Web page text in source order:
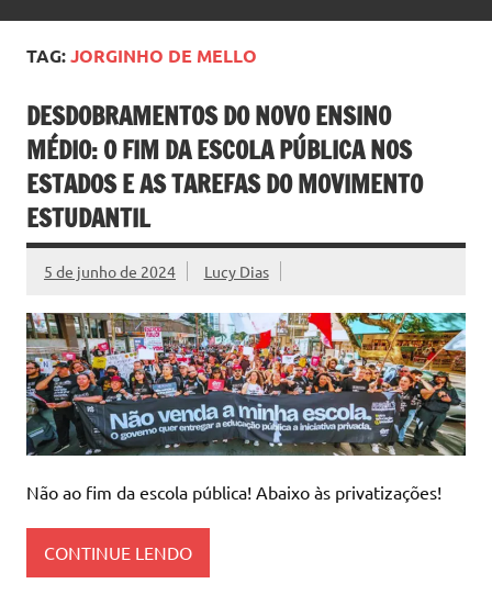
TAG:JORGINHO DE MELLO
DESDOBRAMENTOS DO NOVO ENSINO
MÉDIO: O FIM DA ESCOLA PÚBLICA NOS
ESTADOS E AS TAREFAS DO MOVIMENTO
ESTUDANTIL
5 de junho de 2024 Lucy Dias
Não ao fim da escola pública! Abaixo às privatizações!
CONTINUE LENDO